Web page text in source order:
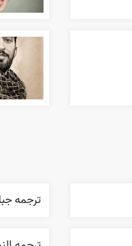
ترجمه